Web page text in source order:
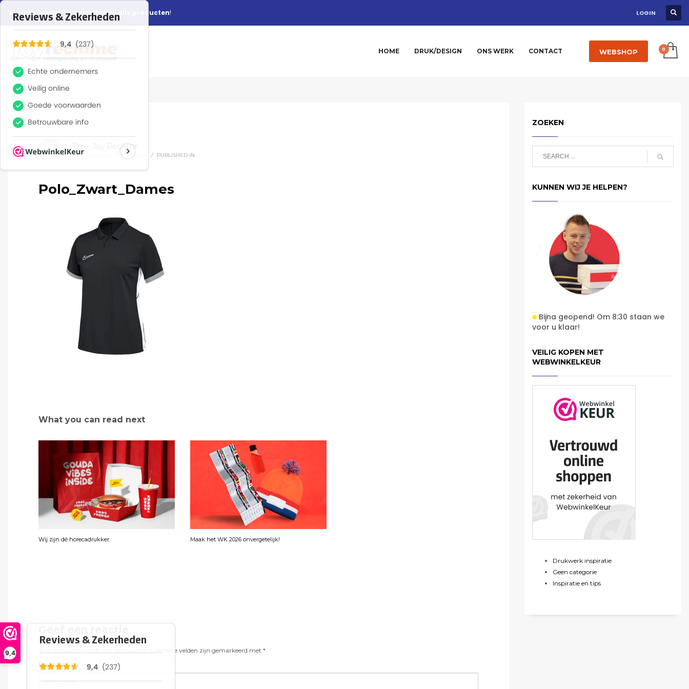
9,4
Gratis ontwerp en verzending bij alle producten! LOGIN
HOME DRUK/DESIGN ONS WERK CONTACT WEBSHOP
Tim - Joy Reclame
DINSDAG, 03 FEBRUARI 2026 / PUBLISHED IN
Polo_Zwart_Dames
What you can read next
Wij zijn dé horecadrukker Maak het WK 2026 onvergetelijk!
Vereiste velden zijn gemarkeerd met *
Reactie*
ZOEKEN
KUNNEN WIJ JE HELPEN?
Bijna geopend! Om 8:30 staan we
voor u klaar!
VEILIG KOPEN MET
WEBWINKELKEUR
Drukwerk inspiratie
Geen categorie
Inspiratie en tips